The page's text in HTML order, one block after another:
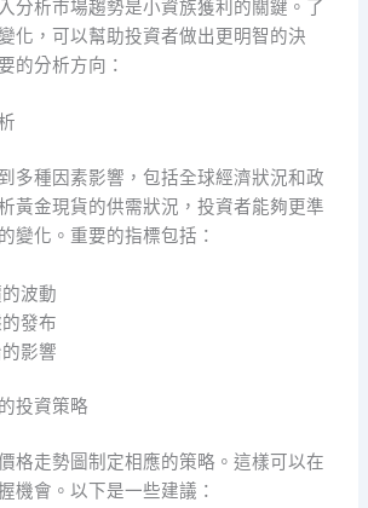
分析市場趨勢是小資族獲利的關鍵。了
化，可以幫助投資者做出更明智的決
的分析方向：
多種因素影響，包括全球經濟狀況和政
黃金現貨的供需狀況，投資者能夠更準
變化。重要的指標包括：
波動
發布
影響
投資策略
格走勢圖制定相應的策略。這樣可以在
機會。以下是一些建議：